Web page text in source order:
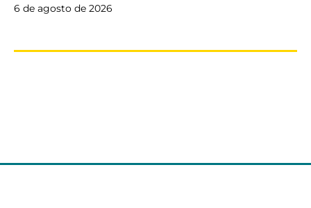
6 de agosto de 2026